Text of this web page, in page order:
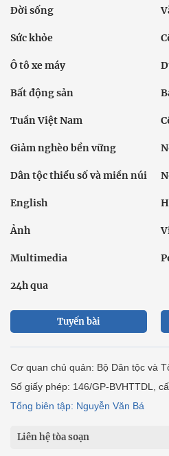
Đời sống
Sức khỏe
Ô tô xe máy
Bất động sản
Tuần Việt Nam
Giảm nghèo bền vững
Dân tộc thiểu số và miền núi
English
Ảnh
Multimedia
24h qua
Tuyến bài
Cơ quan chủ quản: Bộ Dân tộc và
Số giấy phép: 146/GP-BVHTTDL,
Tổng biên tập: Nguyễn Văn Bá
Liên hệ tòa soạn